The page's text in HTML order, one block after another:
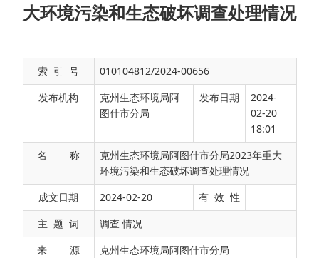
大环境污染和生态破坏调查处理情况
索 引 号
010104812/2024-00656
发布机构
克州生态环境局阿
图什市分局
发布日期
2024-
02-20
18:01
名 称
克州生态环境局阿图什市分局2023年重大
环境污染和生态破坏调查处理情况
成文日期
2024-02-20
有 效 性
主 题 词
调查 情况
来 源
克州生态环境局阿图什市分局
2023年以来，阿图什市未发生重大污染环境和
生态破坏事件。
克州生态环境局阿图什市分局